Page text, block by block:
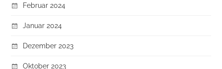
Februar 2024
Januar 2024
Dezember 2023
Oktober 2023